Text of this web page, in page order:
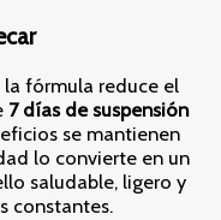
fórmula reduce el
7 días de suspensión
se mantienen
lo convierte en un
saludable, ligero y
constantes.